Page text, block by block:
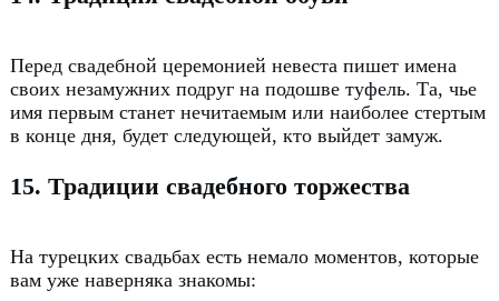
Перед свадебной церемонией невеста пишет имена
своих незамужних подруг на подошве туфель. Та, чье
имя первым станет нечитаемым или наиболее стертым
в конце дня, будет следующей, кто выйдет замуж.
15. Традиции свадебного торжества
На турецких свадьбах есть немало моментов, которые
вам уже наверняка знакомы: